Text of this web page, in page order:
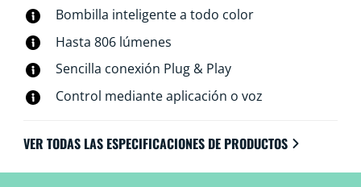
Bombilla inteligente a todo color
Hasta 806 lúmenes
Sencilla conexión Plug & Play
Control mediante aplicación o voz
VER TODAS LAS ESPECIFICACIONES DE PRODUCTOS